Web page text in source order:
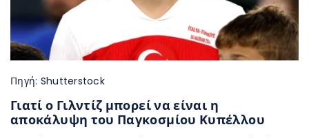
Πηγή: Shutterstock
Γιατί ο Γιλντίζ μπορεί να είναι η
αποκάλυψη του Παγκοσμίου Κυπέλλου